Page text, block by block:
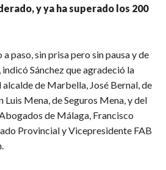
y ya ha superado los 200
paso, sin prisa pero sin pausa y de
Sánchez que agradeció la
de Marbella, José Bernal, de
Luis Mena, de Seguros Mena, y del
de Málaga, Francisco
Provincial y Vicepresidente FAB